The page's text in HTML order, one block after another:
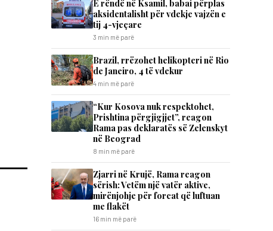
E rëndë në Ksamil, babai përplas
aksidentalisht për vdekje vajzën e
tij 4-vjeçare
3 min më parë
Brazil, rrëzohet helikopteri në Rio
de Janeiro, 4 të vdekur
4 min më parë
“Kur Kosova nuk respektohet,
Prishtina përgjigjjet”, reagon
Rama pas deklaratës së Zelenskyt
në Beograd
8 min më parë
Zjarri në Krujë, Rama reagon
sërish: Vetëm një vatër aktive,
mirënjohje për forcat që luftuan
me flakët
16 min më parë